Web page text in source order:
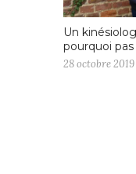
Un
pourquoi pas
28 octobre 2019